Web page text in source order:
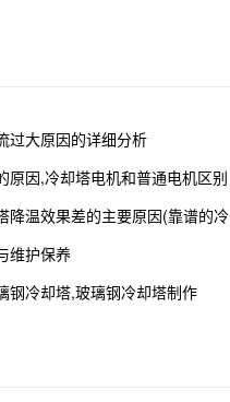
过大原因的详细分析
原因,冷却塔电机和普通电机区别
降温效果差的主要原因(靠谱的冷
维护保养
钢冷却塔,玻璃钢冷却塔制作